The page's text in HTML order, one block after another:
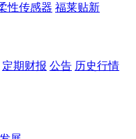
性传感器 福莱贴新
定期财报 公告 历史行情